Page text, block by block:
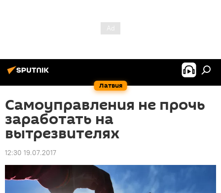
Латвия
Самоуправления не прочь
заработать на
вытрезвителях
12:30 19.07.2017